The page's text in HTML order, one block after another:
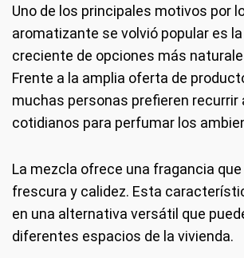
Uno de los principales motivos por
aromatizante se volvió popular es
creciente de opciones más
Frente a la amplia oferta de
muchas personas prefieren recurrir
cotidianos para perfumar los
La mezcla ofrece una fragancia
frescura y calidez. Esta
en una alternativa versátil que
diferentes espacios de la vivienda.